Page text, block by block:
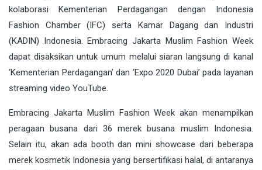
kolaborasi Kementerian Perdagangan dengan Indonesia
Fashion Chamber (IFC) serta Kamar Dagang dan Industri
(KADIN) Indonesia. Embracing Jakarta Muslim Fashion Week
dapat disaksikan untuk umum melalui siaran langsung di kanal
‘Kementerian Perdagangan’ dan ‘Expo 2020 Dubai’ pada layanan
streaming video YouTube.
Embracing Jakarta Muslim Fashion Week akan menampilkan
peragaan busana dari 36 merek busana muslim Indonesia.
Selain itu, akan ada booth dan mini showcase dari beberapa
merek kosmetik Indonesia yang bersertifikasi halal, di antaranya